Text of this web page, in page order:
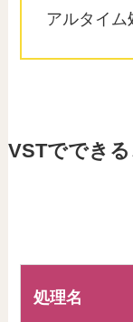
アルタイム
VSTでできる
処理名